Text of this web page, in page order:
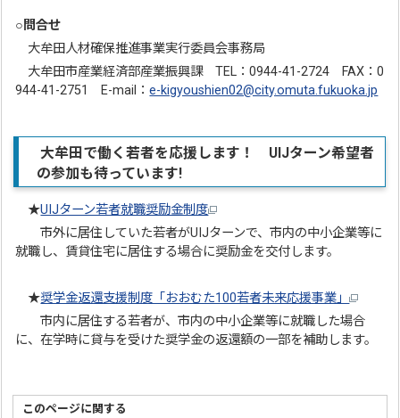
○問合せ
大牟田人材確保推進事業実行委員会事務局
大牟田市産業経済部産業振興課 TEL：0944-41-2724 FAX：0
944-41-2751 E-mail：e-kigyoushien02@city.omuta.fukuoka.jp
大牟田で働く若者を応援します！ UIJターン希望者
の参加も待っています!
★UIJターン若者就職奨励金制度
市外に居住していた若者がUIJターンで、市内の中小企業等に
就職し、賃貸住宅に居住する場合に奨励金を交付します。
★奨学金返還支援制度「おおむた100若者未来応援事業」
市内に居住する若者が、市内の中小企業等に就職した場合
に、在学時に貸与を受けた奨学金の返還額の一部を補助します。
このページに関する